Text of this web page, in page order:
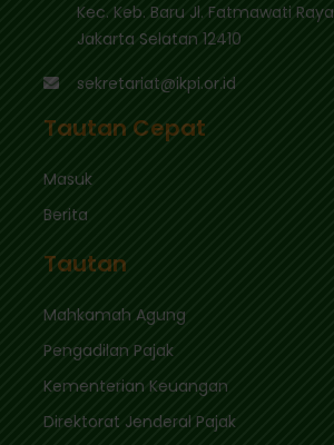
Kec. Keb. Baru Jl. Fatmawati Raya
Jakarta Selatan 12410
sekretariat@ikpi.or.id
Tautan Cepat
Masuk
Berita
Tautan
Mahkamah Agung
Pengadilan Pajak
Kementerian Keuangan
Direktorat Jenderal Pajak